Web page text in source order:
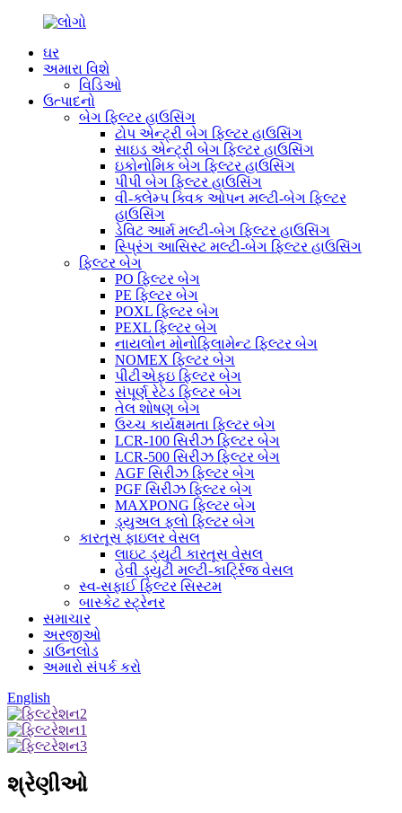
ઘર
અમારા વિશે
વિડિઓ
ઉત્પાદનો
બેગ ફિલ્ટર હાઉસિંગ
ટોપ એન્ટ્રી બેગ ફિલ્ટર હાઉસિંગ
સાઇડ એન્ટ્રી બેગ ફિલ્ટર હાઉસિંગ
ઇકોનોમિક બેગ ફિલ્ટર હાઉસિંગ
પીપી બેગ ફિલ્ટર હાઉસિંગ
વી-ક્લેમ્પ ક્વિક ઓપન મલ્ટી-બેગ ફિલ્ટર
હાઉસિંગ
ડેવિટ આર્મ મલ્ટી-બેગ ફિલ્ટર હાઉસિંગ
સ્પ્રિંગ આસિસ્ટ મલ્ટી-બેગ ફિલ્ટર હાઉસિંગ
ફિલ્ટર બેગ
PO ફિલ્ટર બેગ
PE ફિલ્ટર બેગ
POXL ફિલ્ટર બેગ
PEXL ફિલ્ટર બેગ
નાયલોન મોનોફિલામેન્ટ ફિલ્ટર બેગ
NOMEX ફિલ્ટર બેગ
પીટીએફઇ ફિલ્ટર બેગ
સંપૂર્ણ રેટેડ ફિલ્ટર બેગ
તેલ શોષણ બેગ
ઉચ્ચ કાર્યક્ષમતા ફિલ્ટર બેગ
LCR-100 સિરીઝ ફિલ્ટર બેગ
LCR-500 સિરીઝ ફિલ્ટર બેગ
AGF સિરીઝ ફિલ્ટર બેગ
PGF સિરીઝ ફિલ્ટર બેગ
MAXPONG ફિલ્ટર બેગ
ડ્યુઅલ ફ્લો ફિલ્ટર બેગ
કારતૂસ ફાઇલર વેસલ
લાઇટ ડ્યુટી કારતૂસ વેસલ
હેવી ડ્યુટી મલ્ટી-કાર્ટ્રિજ વેસલ
સ્વ-સફાઈ ફિલ્ટર સિસ્ટમ
બાસ્કેટ સ્ટ્રેનર
સમાચાર
અરજીઓ
ડાઉનલોડ
અમારો સંપર્ક કરો
English
શ્રેણીઓ